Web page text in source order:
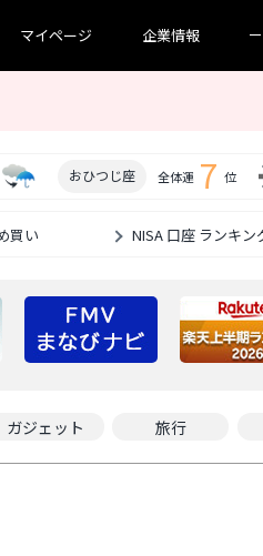
マイページ 企業情報
おひつじ座 全体運 7 位
買い NISA 口座 ランキン
ガジェット 旅行